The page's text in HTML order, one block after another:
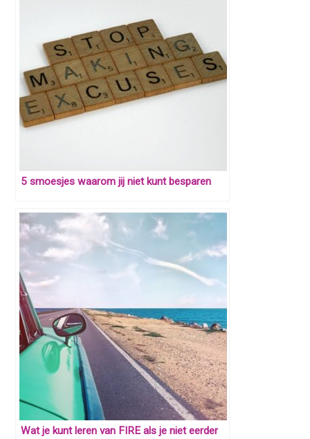
5 smoesjes waarom jij niet kunt besparen
Wat je kunt leren van FIRE als je niet eerder